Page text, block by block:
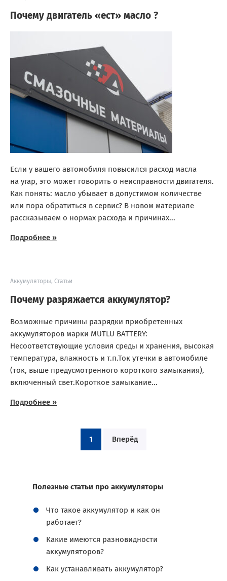
Почему двигатель «ест» масло ?
Если у вашего автомобиля повысился расход масла
на угар, это может говорить о неисправности двигателя.
Как понять: масло убывает в допустимом количестве
или пора обратиться в сервис? В новом материале
рассказываем о нормах расхода и причинах...
Подробнее »
Аккумуляторы, Статьи
Почему разряжается аккумулятор?
Возможные причины разрядки приобретенных
аккумуляторов марки MUTLU BATTERY:
Несоответствующие условия среды и хранения, высокая
температура, влажность и т.п.Ток утечки в автомобиле
(ток, выше предусмотренного короткого замыкания),
включенный свет.Короткое замыкание...
Подробнее »
1 Вперёд
Полезные статьи про аккумуляторы
Что такое аккумулятор и как он
работает?
Какие имеются разновидности
аккумуляторов?
Как устанавливать аккумулятор?